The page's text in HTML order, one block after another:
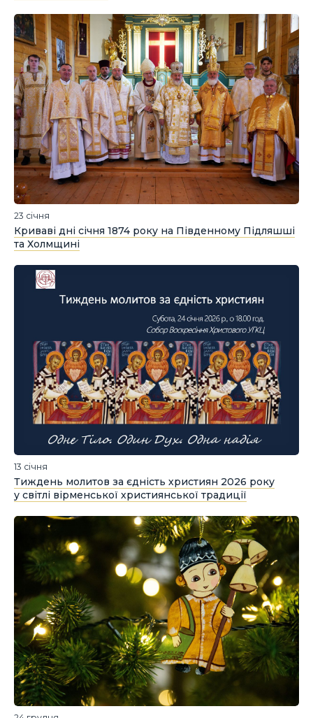
23 січня
Криваві дні січня 1874 року на Південному Підляшші
та Холмщині
13 січня
Тиждень молитов за єдність християн 2026 року
у світлі вірменської християнської традиції